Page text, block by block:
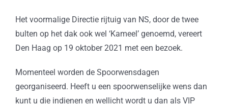
Het voormalige Directie rijtuig van NS, door de twee
bulten op het dak ook wel ‘Kameel’ genoemd, vereert
Den Haag op 19 oktober 2021 met een bezoek.
Momenteel worden de Spoorwensdagen
georganiseerd. Heeft u een spoorwenselijke wens dan
kunt u die indienen en wellicht wordt u dan als VIP